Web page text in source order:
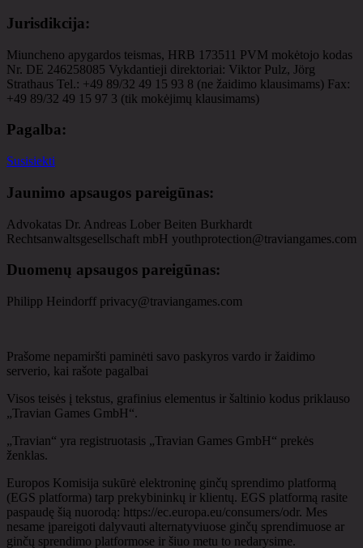
Jurisdikcija:
Miuncheno apygardos teismas, HRB 173511 PVM mokėtojo kodas
Nr. DE 246258085 Vykdantieji direktoriai: Viktor Pulz, Jörg
Strathaus Tel.: +49 89/32 49 15 93 8 (ne žaidimo klausimams) Fax:
+49 89/32 49 15 97 3 (tik mokėjimų klausimams)
Pagalba:
Susisiekti
Jaunimo apsaugos pareigūnas:
Advokatas Dr. Andreas Lober Beiten Burkhardt
Rechtsanwaltsgesellschaft mbH youthprotection@traviangames.com
Duomenų apsaugos pareigūnas:
Philipp Heindorff privacy@traviangames.com
Prašome nepamiršti paminėti savo paskyros vardo ir žaidimo
serverio, kai rašote pagalbai
Visos teisės į tekstus, grafinius elementus ir šaltinio kodus priklauso
„Travian Games GmbH“.
„Travian“ yra registruotasis „Travian Games GmbH“ prekės
ženklas.
Europos Komisija sukūrė elektroninę ginčų sprendimo platformą
(EGS platforma) tarp prekybininkų ir klientų. EGS platformą rasite
paspaudę šią nuorodą: https://ec.europa.eu/consumers/odr. Mes
nesame įpareigoti dalyvauti alternatyviuose ginčų sprendimuose ar
ginčų sprendimo platformose ir šiuo metu to nedarysime.